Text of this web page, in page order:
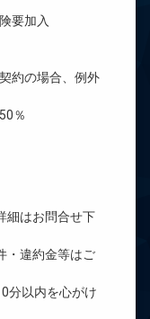
加入
の場合、例外
％
細はお問合せ下
・違約金等はご
分以内を心がけ